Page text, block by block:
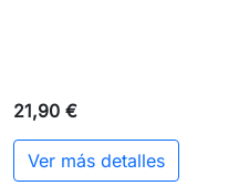
21,90 €
Ver más detalles